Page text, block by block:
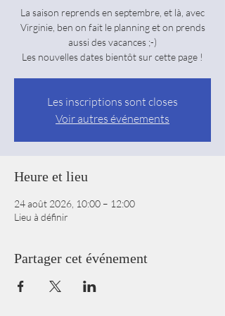
La saison reprends en septembre, et là, avec
Virginie, ben on fait le planning et on prends
aussi des vacances ;-)
Les nouvelles dates bientôt sur cette page !
Les inscriptions sont closes
Voir autres événements
Heure et lieu
24 août 2026, 10:00 – 12:00
Lieu à définir
Partager cet événement